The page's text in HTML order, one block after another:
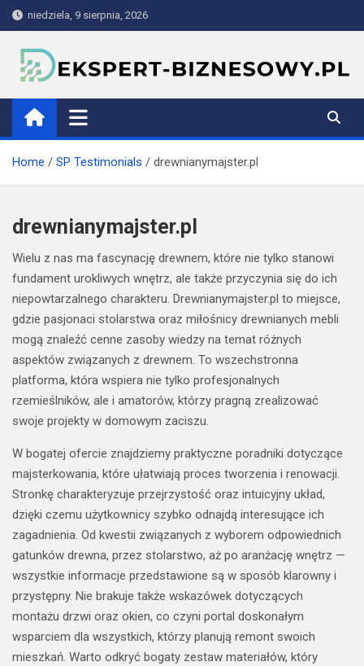
Skip
to
content
niedziela, 9 sierpnia, 2026
ekspert-biznesowy.pl
Home SP Testimonials drewnianymajster.pl
drewnianymajster.pl
Wielu z nas ma fascynację drewnem, które nie tylko stanowi
fundament urokliwych wnętrz, ale także przyczynia się do ich
niepowtarzalnego charakteru. Drewnianymajster.pl to miejsce,
gdzie pasjonaci stolarstwa oraz miłośnicy drewnianych mebli
mogą znaleźć cenne zasoby wiedzy na temat różnych
aspektów związanych z drewnem. To wszechstronna
platforma, która wspiera nie tylko profesjonalnych
rzemieślników, ale i amatorów, którzy pragną zrealizować
swoje projekty w domowym zaciszu.
W bogatej ofercie znajdziemy praktyczne poradniki dotyczące
majsterkowania, które ułatwiają proces tworzenia i renowacji.
Stronkę charakteryzuje przejrzystość oraz intuicyjny układ,
dzięki czemu użytkownicy szybko odnajdą interesujące ich
zagadnienia. Od kwestii związanych z wyborem odpowiednich
gatunków drewna, przez stolarstwo, aż po aranżację wnętrz —
wszystkie informacje przedstawione są w sposób klarowny i
przystępny. Nie brakuje także wskazówek dotyczących
montażu drzwi oraz okien, co czyni portal doskonałym
wsparciem dla wszystkich, którzy planują remont swoich
mieszkań. Warto odkryć bogaty zestaw materiałów, który